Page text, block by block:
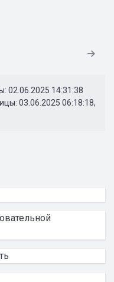
02.06.2025 14:31:38
03.06.2025 06:18:18,